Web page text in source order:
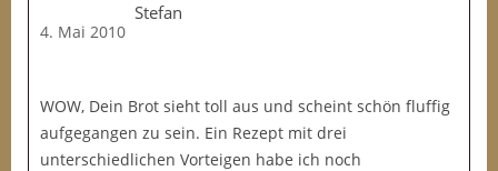
Stefan
4. Mai 2010
WOW, Dein Brot sieht toll aus und scheint schön fluffig
aufgegangen zu sein. Ein Rezept mit drei
unterschiedlichen Vorteigen habe ich noch